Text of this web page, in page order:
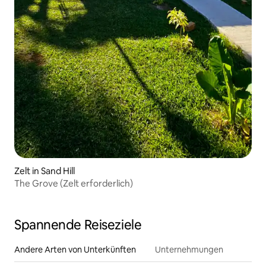
Zelt in Sand Hill
The Grove (Zelt erforderlich)
Spannende Reiseziele
Andere Arten von Unterkünften Unternehmungen